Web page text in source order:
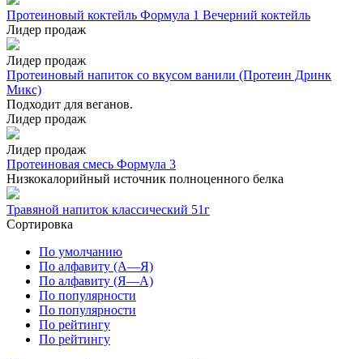
Протеиновый коктейль Формула 1 Вечерний коктейль
Лидер продаж
Лидер продаж
Протеиновый напиток со вкусом ванили (Протеин Дринк
Микс)
Подходит для веганов.
Лидер продаж
Лидер продаж
Протеиновая смесь Формула 3
Низкокалорийный источник полноценного белка
Травяной напиток классический 51г
Сортировка
По умолчанию
По алфавиту (А—Я)
По алфавиту (Я—А)
По популярности
По популярности
По рейтингу
По рейтингу